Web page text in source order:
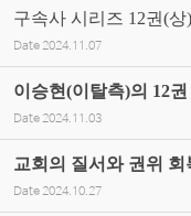
구속사 시리즈 12권(상
Date 2024.11.07
이승현(이탈측)의 12
Date 2024.11.03
교회의 질서와 권위
Date 2024.10.27